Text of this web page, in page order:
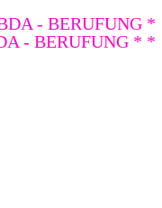
- BERUFUNG *
- BERUFUNG * *